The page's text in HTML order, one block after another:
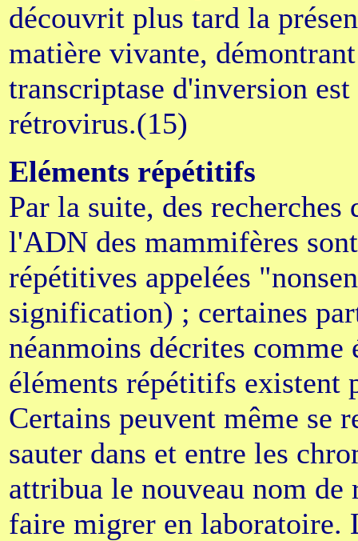
découvrit plus tard la
matière vivante,
transcriptase d'inversion
rétrovirus.(15)
Eléments répétitifs
Par la suite, des
l'ADN des mammifères
répétitives appelées
signification) ; certaines
néanmoins décrites comme
éléments répétitifs existent
Certains peuvent même se
sauter dans et entre les
attribua le nouveau nom de
faire migrer en laboratoire.